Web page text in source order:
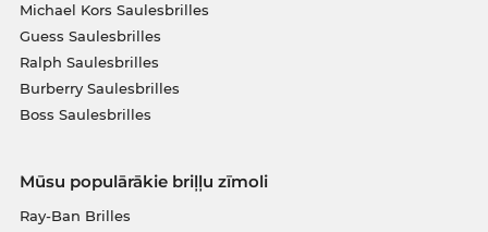
Michael Kors Saulesbrilles
Guess Saulesbrilles
Ralph Saulesbrilles
Burberry Saulesbrilles
Boss Saulesbrilles
Mūsu populārākie briļļu zīmoli
Ray-Ban Brilles